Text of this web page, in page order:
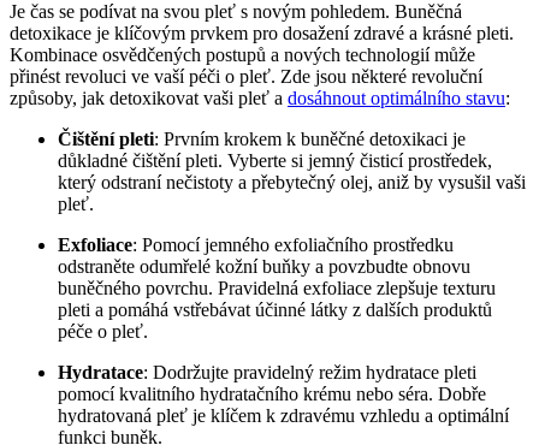
Je čas se podívat na svou pleť s novým⁣ pohledem.⁣ Buněčná
detoxikace je klíčovým prvkem pro dosažení zdravé a krásné ‌pleti.
Kombinace osvědčených postupů ​a nových technologií může
přinést revoluci ve vaší péči o pleť. Zde jsou některé revoluční
způsoby, jak ⁤detoxikovat vaši pleť‍ a dosáhnout optimálního stavu:
Čištění pleti: ‌Prvním ‍krokem k buněčné detoxikaci je
důkladné čištění pleti. Vyberte ⁤si jemný⁢ čisticí prostředek,
který odstraní nečistoty‍ a přebytečný olej, aniž by vysušil vaši
pleť.
Exfoliace: Pomocí jemného exfoliačního prostředku
odstraněte odumřelé kožní buňky a povzbudte obnovu
buněčného povrchu. Pravidelná exfoliace zlepšuje texturu
⁢pleti⁢ a pomáhá vstřebávat účinné látky z dalších produktů
péče ⁤o pleť.
Hydratace: Dodržujte pravidelný režim hydratace pleti
pomocí kvalitního ​hydratačního krému nebo séra. Dobře
hydratovaná ⁣pleť je​ klíčem k zdravému vzhledu‍ a optimální
funkci ⁢buněk.